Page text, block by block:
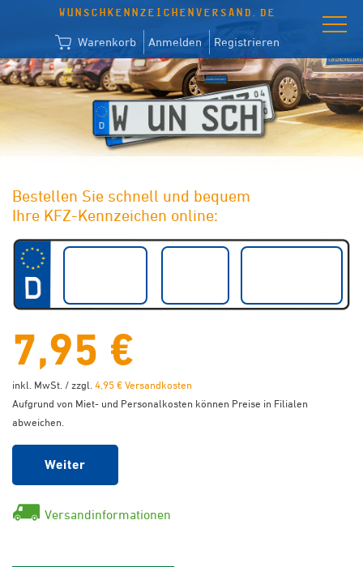
WUNSCHKENNZEICHENVERSAND.DE
Warenkorb Anmelden Registrieren
Bestellen Sie schnell und bequem
Ihre KFZ-Kennzeichen online:
7,95 €
inkl. MwSt. / zzgl.4,95 € Versandkosten
Aufgrund von Miet- und Personalkosten können Preise in Filialen
abweichen.
Weiter
Versandinformationen